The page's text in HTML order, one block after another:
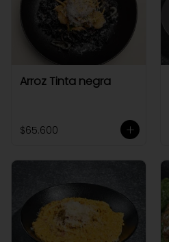
Arroz Tinta negra
$65.600